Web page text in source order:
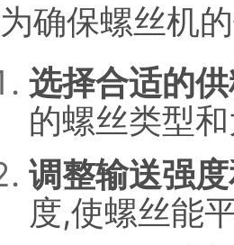
为确保螺丝机
选择合适的
的螺丝类型和
调整输送强
度,使螺丝能